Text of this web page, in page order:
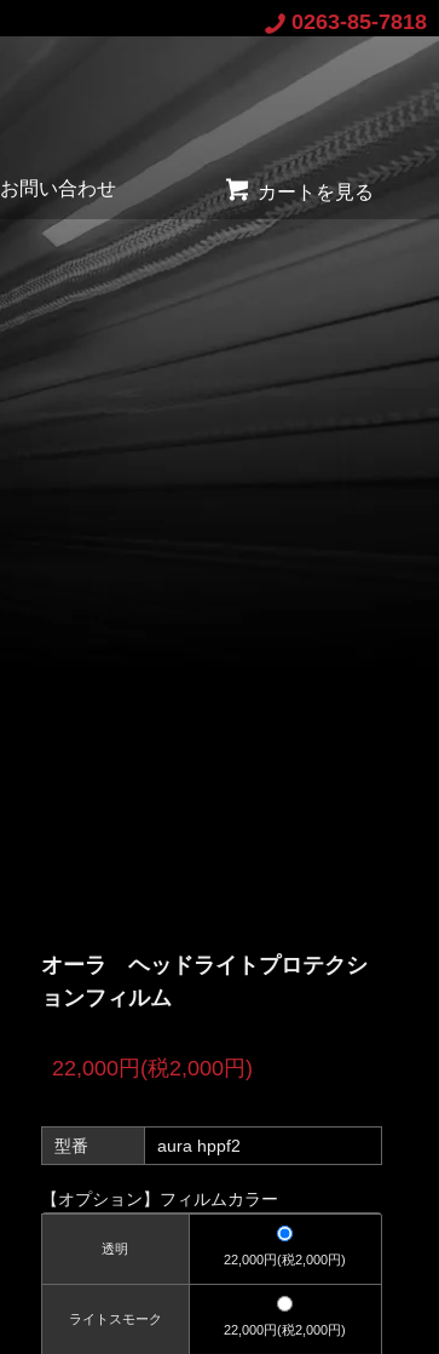
0263-85-7818
お問い合わせ カートを見る
オーラ ヘッドライトプロテクシ
ョンフィルム
22,000円(税2,000円)
型番 aura hppf2
【オプション】フィルムカラー
透明
22,000円(税2,000円)
ライトスモーク
22,000円(税2,000円)